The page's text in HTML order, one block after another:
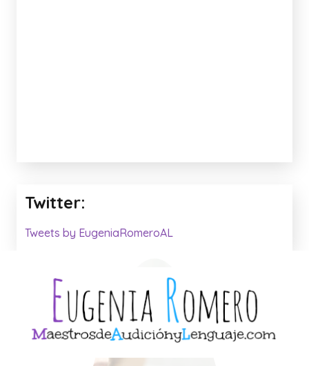
Twitter:
Tweets by EugeniaRomeroAL